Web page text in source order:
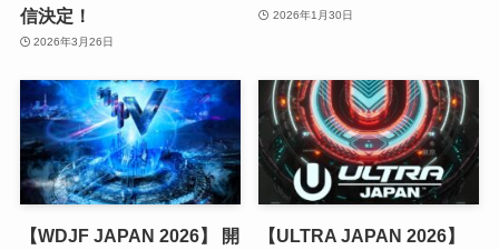
信決定！
2026年3月26日
2026年1月30日
【WDJF JAPAN 2026】 開
【ULTRA JAPAN 2026】